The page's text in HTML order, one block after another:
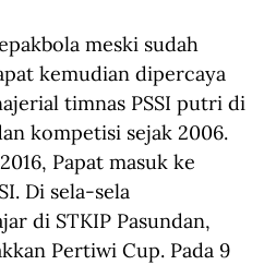
meski sudah
kemudian dipercaya
timnas PSSI putri di
kompetisi sejak 2006.
Papat masuk ke
Di sela-sela
di STKIP Pasundan,
Pertiwi Cup. Pada 9